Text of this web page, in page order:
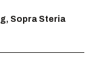
Sopra Steria